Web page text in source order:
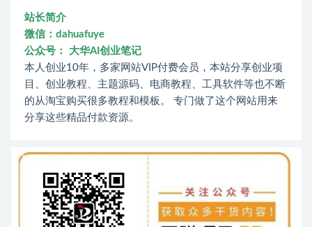
站长简介
微信：dahuafuye
公众号： 大华AI创业笔记
本人创业10年，多家网站VIP付费会员，本站分享创业项
目、创业教程、主题源码、电商教程、工具软件等也不断
的从淘宝购买很多教程和模板。 专门做了这个网站用来
分享这些精品付款资源。